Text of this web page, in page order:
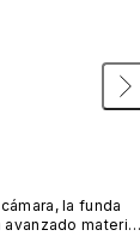
la funda
material